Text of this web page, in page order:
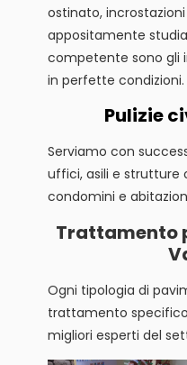
ostinato,
appositamente
competente sono gli
in perfette condizioni.
Pulizie
Serviamo con
uffici, asili e strutture
condomini e
Trattamento
Ogni tipologia di
trattamento
migliori esperti del